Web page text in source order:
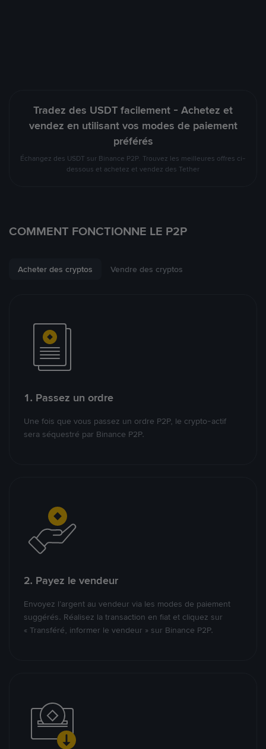
Tradez des USDT facilement - Achetez et
vendez en utilisant vos modes de paiement
préférés
Échangez des USDT sur Binance P2P. Trouvez les meilleures offres ci-
dessous et achetez et vendez des Tether
COMMENT FONCTIONNE LE P2P
Acheter des cryptos Vendre des cryptos
1. Passez un ordre
Une fois que vous passez un ordre P2P, le crypto-actif
sera séquestré par Binance P2P.
2. Payez le vendeur
Envoyez l’argent au vendeur via les modes de paiement
suggérés. Réalisez la transaction en fiat et cliquez sur
« Transféré, informer le vendeur » sur Binance P2P.